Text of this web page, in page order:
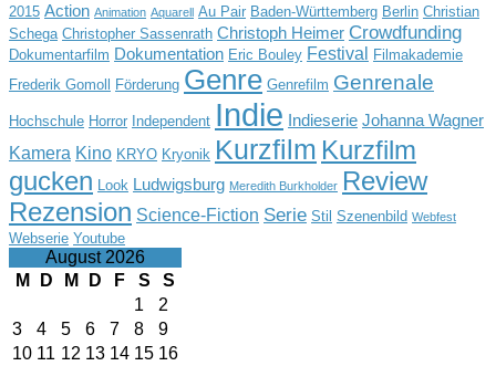
2015 Action Animation Aquarell Au Pair Baden-Württemberg Berlin Christian
Schega Christopher Sassenrath Christoph Heimer Crowdfunding
Dokumentarfilm Dokumentation Eric Bouley Festival
Filmakademie
Frederik Gomoll Förderung Genre Genrefilm Genrenale
Hochschule Horror Independent Indie Indieserie Johanna Wagner
Kamera Kino KRYO Kryonik Kurzfilm Kurzfilm
gucken Look Ludwigsburg Meredith Burkholder Review
Rezension Science-Fiction Serie Stil Szenenbild Webfest
Webserie Youtube
August 2026
M
D M D F S
S
1
2
3
4 5 6 7 8
9
10 11 12 13 14 15 16